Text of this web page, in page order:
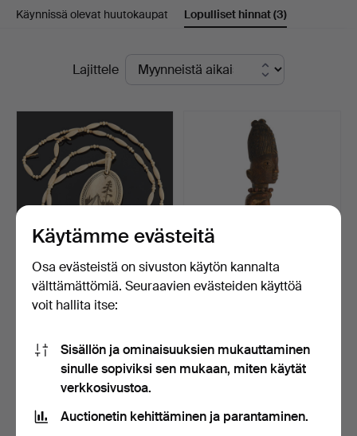
Madrid's starting eleven from 1966. And on the
bookshelf stands a copy of C L Grubb's substantial
century. Add to this a wealth of beautiful objects,
including a mahogany chiffonier by Carl Hendric Blom,
brooch, an English stilton spoon, Iwan Constantin
Johansson's stretching swans against a pale blue-pink
sky, a pair of substantial caryatids and much more
besides.
Welcome!
Käynnissä olevat huutokaupat Lopulliset hinnat(3)
LopullisetLajittele
COLLIER/RIIPUS, Veitsi-
Elis Bergström, sig…
539 USD
IBEJI, kaksoisojoruba-
74 USD
Käytämme evästeitä
Osa evästeistä on sivuston käytön kannalta
välttämättömiä. Seuraavien evästeiden käyttöä
voit hallita itse:
Sisällön ja ominaisuuksien mukauttaminen
sinulle sopiviksi sen mukaan, miten käytät
verkkosivustoa.
Auctionetin kehittäminen ja parantaminen.